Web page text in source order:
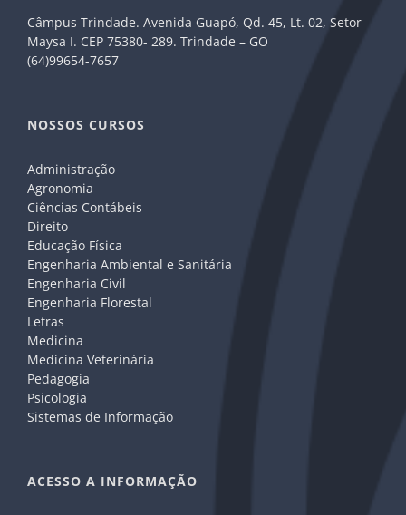
Câmpus Trindade. Avenida Guapó, Qd. 45, Lt. 02, Setor
Maysa I. CEP 75380- 289. Trindade – GO
(64)99654-7657
NOSSOS CURSOS
Administração
Agronomia
Ciências Contábeis
Direito
Educação Física
Engenharia Ambiental e Sanitária
Engenharia Civil
Engenharia Florestal
Letras
Medicina
Medicina Veterinária
Pedagogia
Psicologia
Sistemas de Informação
ACESSO A INFORMAÇÃO